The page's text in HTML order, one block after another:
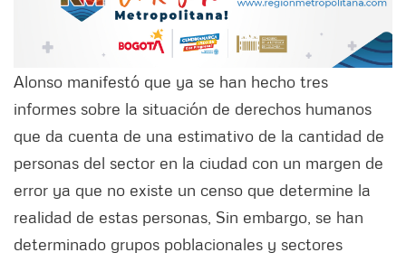
Alonso manifestó que ya se han hecho tres
informes sobre la situación de derechos humanos
que da cuenta de una estimativo de la cantidad de
personas del sector en la ciudad con un margen de
error ya que no existe un censo que determine la
realidad de estas personas, Sin embargo, se han
determinado grupos poblacionales y sectores